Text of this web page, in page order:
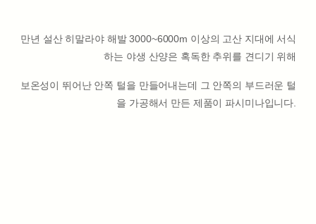
만년 설산 히말라야 해발 3000~6000m 이상의 고산 지대에 서식
하는 야생 산양은 혹독한 추위를 견디기 위해
보온성이 뛰어난 안쪽 털을 만들어내는데 그 안쪽의 부드러운 털
을 가공해서 만든 제품이 파시미나입니다.